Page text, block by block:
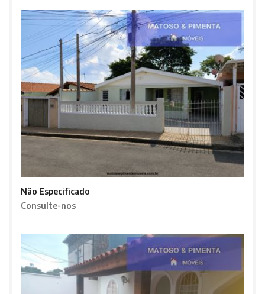
Não Especificado
Consulte-nos